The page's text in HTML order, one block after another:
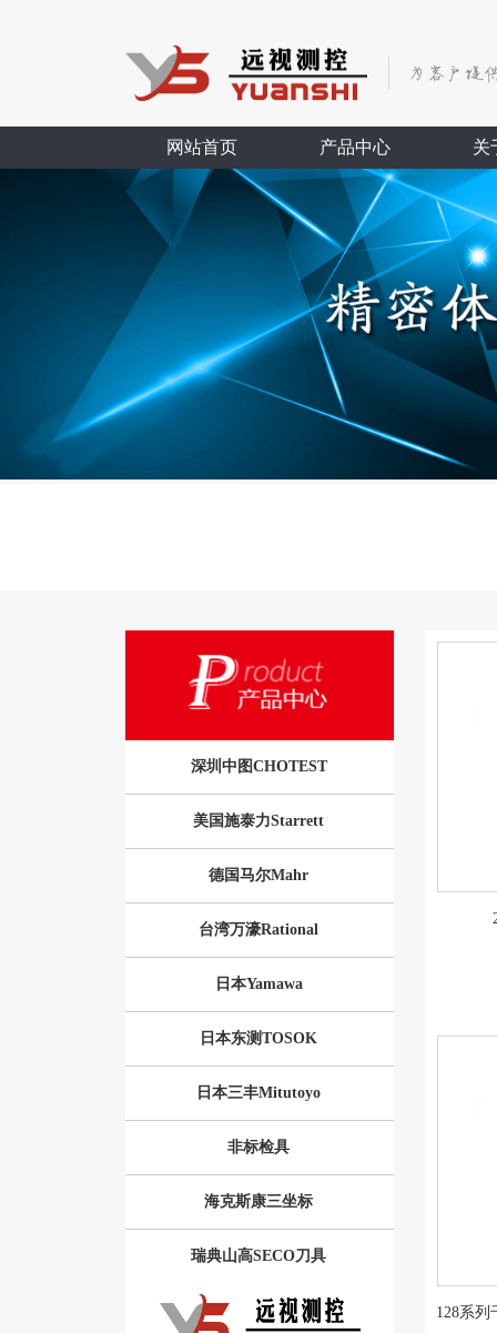
网站首页 产品中心 关
深圳中图CHOTEST
美国施泰力Starrett
德国马尔Mahr
台湾万濠Rational
日本Yamawa
日本东测TOSOK
日本三丰Mitutoyo
非标检具
海克斯康三坐标
瑞典山高SECO刀具
128系列